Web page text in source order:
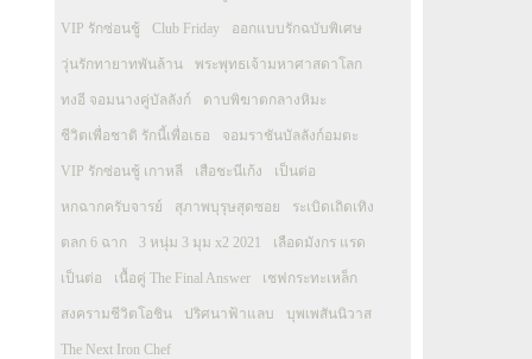
VIP รักซ่อนชู้ Club Friday ออกแบบรักฉบับพิเศษ
วุ่นรักทายาทพันล้าน พระพุทธเจ้ามหาศาสดาโลก
ทงอี จอมนางคู่บัลลังก์ ดาบพิฆาตกลางหิมะ
ชีวิตเพื่อชาติ รักนี้เพื่อเธอ จอมราชันบัลลังก์อมตะ
VIP รักซ่อนชู้ เกาหลี เสือชะนีเก้ง เป็นต่อ
หกฉากครับจารย์ สุภาพบุรุษสุดซอย ระเบิดเถิดเทิง
ตลก 6 ฉาก 3 หนุ่ม 3 มุม x2 2021 เลือดมังกร แรด
เป็นต่อ เนื้อคู่ The Final Answer เชฟกระทะเหล็ก
สงครามชีวิตโอชิน ปริศนาฟ้าแลบ บุพเพสันนิวาส
The Next Iron Chef